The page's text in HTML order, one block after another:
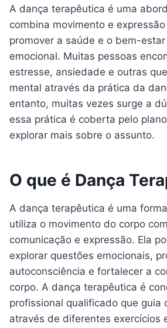
A dança terapêutica é uma
combina movimento e
promover a saúde e o bem-
emocional. Muitas pessoas
estresse, ansiedade e outras
mental através da prática da
entanto, muitas vezes surge a
essa prática é coberta pelo
explorar mais sobre o assunto.
O que é Dança
A dança terapêutica é uma
utiliza o movimento do corpo
comunicação e expressão. Ela
explorar questões emocionais,
autoconsciência e fortalecer a
corpo. A dança terapêutica é
profissional qualificado que guia
através de diferentes exercícios